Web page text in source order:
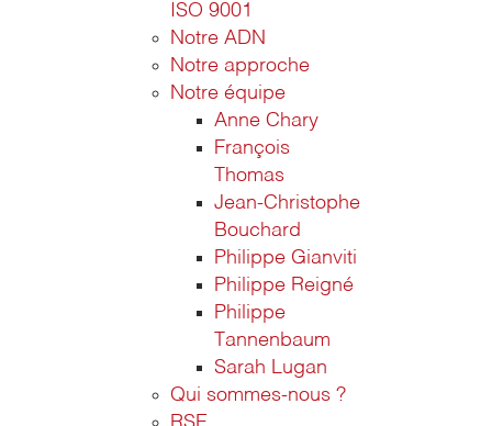
ISO 9001
Notre ADN
Notre approche
Notre équipe
Anne Chary
François
Thomas
Jean-Christophe
Bouchard
Philippe Gianviti
Philippe Reigné
Philippe
Tannenbaum
Sarah Lugan
Qui sommes-nous ?